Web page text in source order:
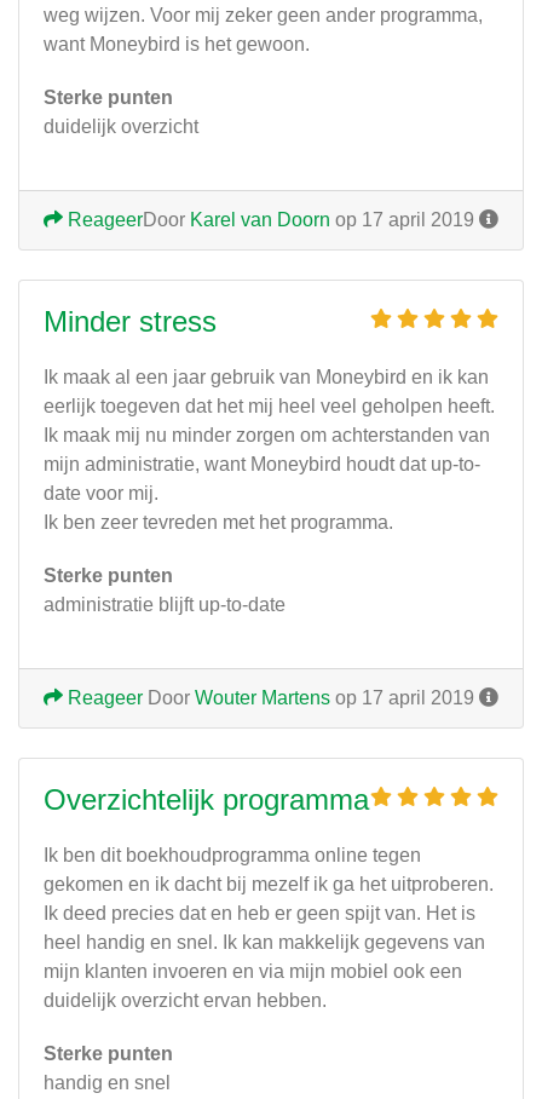
weg wijzen. Voor mij zeker geen ander programma,
want Moneybird is het gewoon.
Sterke punten
duidelijk overzicht
Door Karel van Doorn op 17 april 2019
Reageer
Minder stress
Ik maak al een jaar gebruik van Moneybird en ik kan
eerlijk toegeven dat het mij heel veel geholpen heeft.
Ik maak mij nu minder zorgen om achterstanden van
mijn administratie, want Moneybird houdt dat up-to-
date voor mij.
Ik ben zeer tevreden met het programma.
Sterke punten
administratie blijft up-to-date
Door Wouter Martens op 17 april 2019
Reageer
Overzichtelijk programma
Ik ben dit boekhoudprogramma online tegen
gekomen en ik dacht bij mezelf ik ga het uitproberen.
Ik deed precies dat en heb er geen spijt van. Het is
heel handig en snel. Ik kan makkelijk gegevens van
mijn klanten invoeren en via mijn mobiel ook een
duidelijk overzicht ervan hebben.
Sterke punten
handig en snel